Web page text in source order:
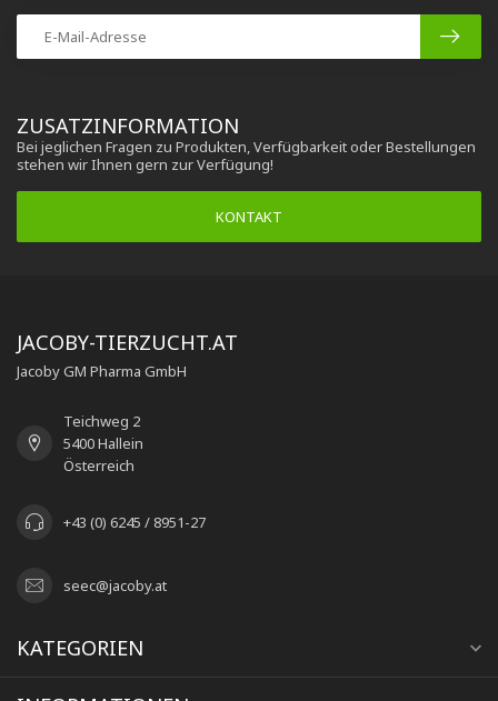
ZUSATZINFORMATION
Bei jeglichen Fragen zu Produkten, Verfügbarkeit oder Bestellungen
stehen wir Ihnen gern zur Verfügung!
KONTAKT
JACOBY-TIERZUCHT.AT
Jacoby GM Pharma GmbH
Teichweg 2
5400 Hallein
Österreich
+43 (0) 6245 / 8951-27
seec@jacoby.at
KATEGORIEN